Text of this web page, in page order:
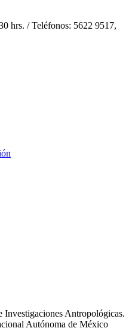
hrs. / Teléfonos: 5622 9517,
Investigaciones Antropológicas.
Autónoma de México